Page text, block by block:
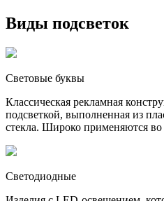
Виды подсветок
Световые буквы
Классическая рекламная
подсветкой, выполненная из
стекла. Широко применяются
Светодиодные